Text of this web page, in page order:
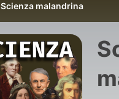
Scienza malandrina